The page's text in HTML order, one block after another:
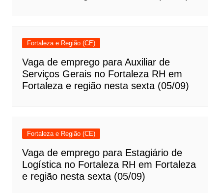
Fortaleza e Região (CE)
Vaga de emprego para Auxiliar de
Serviços Gerais no Fortaleza RH em
Fortaleza e região nesta sexta (05/09)
Fortaleza e Região (CE)
Vaga de emprego para Estagiário de
Logística no Fortaleza RH em Fortaleza
e região nesta sexta (05/09)